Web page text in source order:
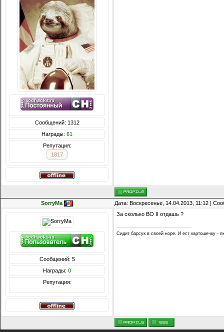
Сообщений: 1312
Награды: 61
Репутация:
1817
SorryMa Дата: Воскресенье, 14.04.2013, 11:12 |
Сообщений: 5
Награды: 0
Репутация:
За сколько BO II отдашь ?
Сидит барсук в своей норе. И ест картошечку -